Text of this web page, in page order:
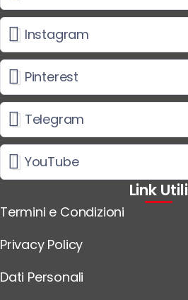
Instagram
Pinterest
Telegram
YouTube
Link Utili
Termini e Condizioni
Privacy Policy
Dati Personali